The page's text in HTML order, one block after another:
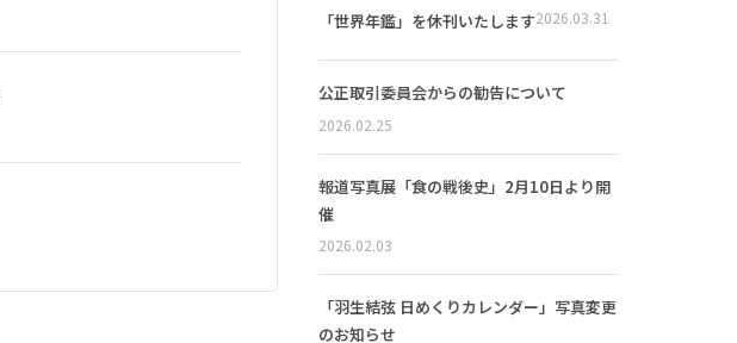
「世界年鑑」を休刊いたします2026.03.31
公正取引委員会からの勧告について
2026.02.25
報道写真展「食の戦後史」2月10日より開
催
2026.02.03
「羽生結弦 日めくりカレンダー」写真変更
のお知らせ